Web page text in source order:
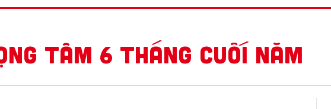
TÂM 6 THÁNG CUỐI NĂM